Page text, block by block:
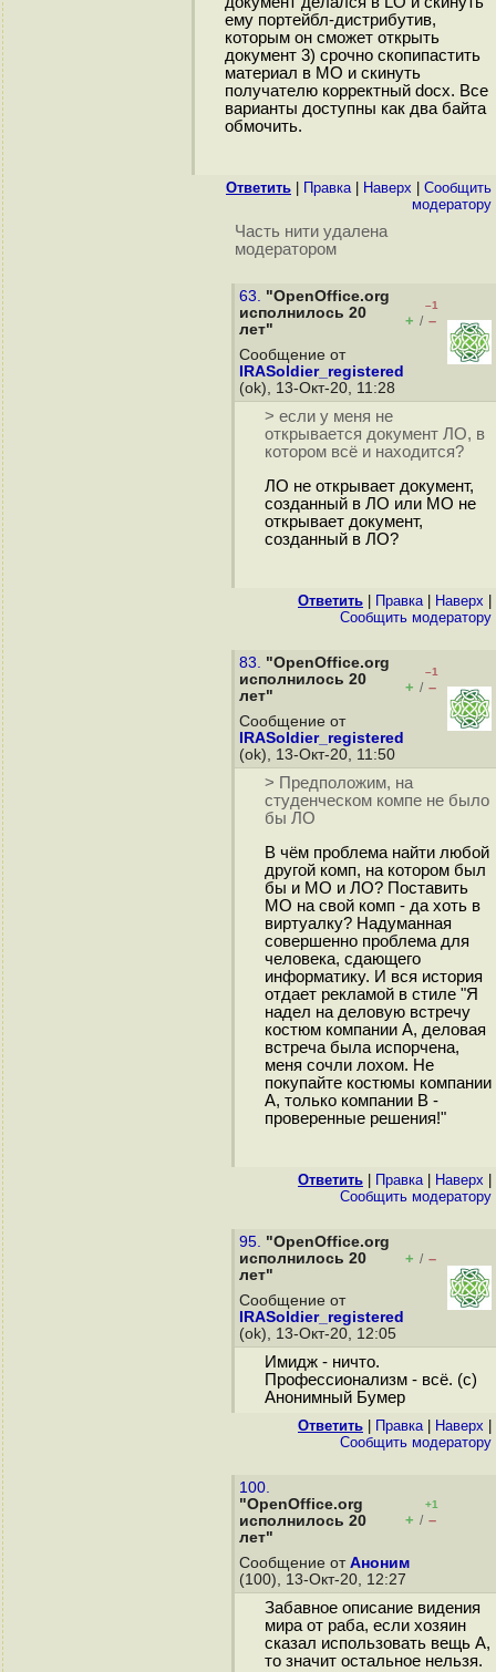
ему портейбл-дистрибутив,
которым он сможет открыть
документ 3) срочно скопипастить
материал в MO и скинуть
получателю корректный docx. Все
варианты доступны как два байта
обмочить.
Ответить Правка| Наверх
Cообщить
модератору
Часть нити удалена
модератором
63. "OpenOffice.org
исполнилось 20
лет"
–1
+ / –
Сообщение от
IRASoldier_registered
(ok), 13-Окт-20, 11:28
> если у меня не
открывается документ ЛО, в
котором всё и находится?
ЛО не открывает документ,
созданный в ЛО или МО не
открывает документ,
созданный в ЛО?
Ответить Правка| Наверх
Cообщить модератору
83. "OpenOffice.org
исполнилось 20
лет"
–1
+ / –
Сообщение от
IRASoldier_registered
(ok), 13-Окт-20, 11:50
> Предположим, на
студенческом компе не было
бы ЛО
В чём проблема найти любой
другой комп, на котором был
бы и МО и ЛО? Поставить
МО на свой комп - да хоть в
виртуалку? Надуманная
совершенно проблема для
человека, сдающего
информатику. И вся история
отдает рекламой в стиле "Я
надел на деловую встречу
костюм компании А, деловая
встреча была испорчена,
меня сочли лохом. Не
покупайте костюмы компании
А, только компании B -
проверенные решения!"
Ответить Правка| Наверх
Cообщить модератору
95. "OpenOffice.org
исполнилось 20
лет"
+ / –
Сообщение от
IRASoldier_registered
(ok), 13-Окт-20, 12:05
Имидж - ничто.
Профессионализм - всё. (с)
Анонимный Бумер
Ответить Правка| Наверх
Cообщить модератору
100.
"OpenOffice.org
исполнилось 20
лет"
+1
+ / –
Сообщение от Аноним
(100), 13-Окт-20, 12:27
Забавное описание видения
мира от раба, если хозяин
сказал использовать вещь А,
то значит остальное нельзя.